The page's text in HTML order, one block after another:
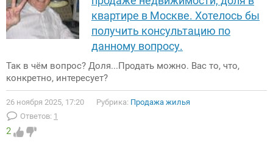
квартире в Москве. Хотелось бы
получить консультацию по
данному вопросу.
Так в чём вопрос? Доля...Продать можно. Вас то, что,
конкретно, интересует?
26 ноября 2025, 17:20 Рубрика: Продажа жилья
Ответов: 1
2